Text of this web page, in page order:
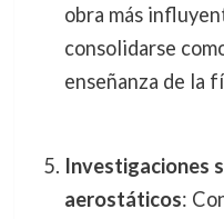
obra más
consolidarse
enseñanza de la
Investigaciones
aerostáticos: